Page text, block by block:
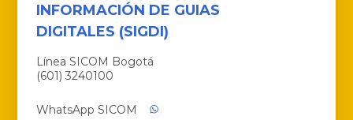
INFORMACIÓN DE GUIAS
DIGITALES (SIGDI)
Línea SICOM Bogotá
(601) 3240100
WhatsApp SICOM